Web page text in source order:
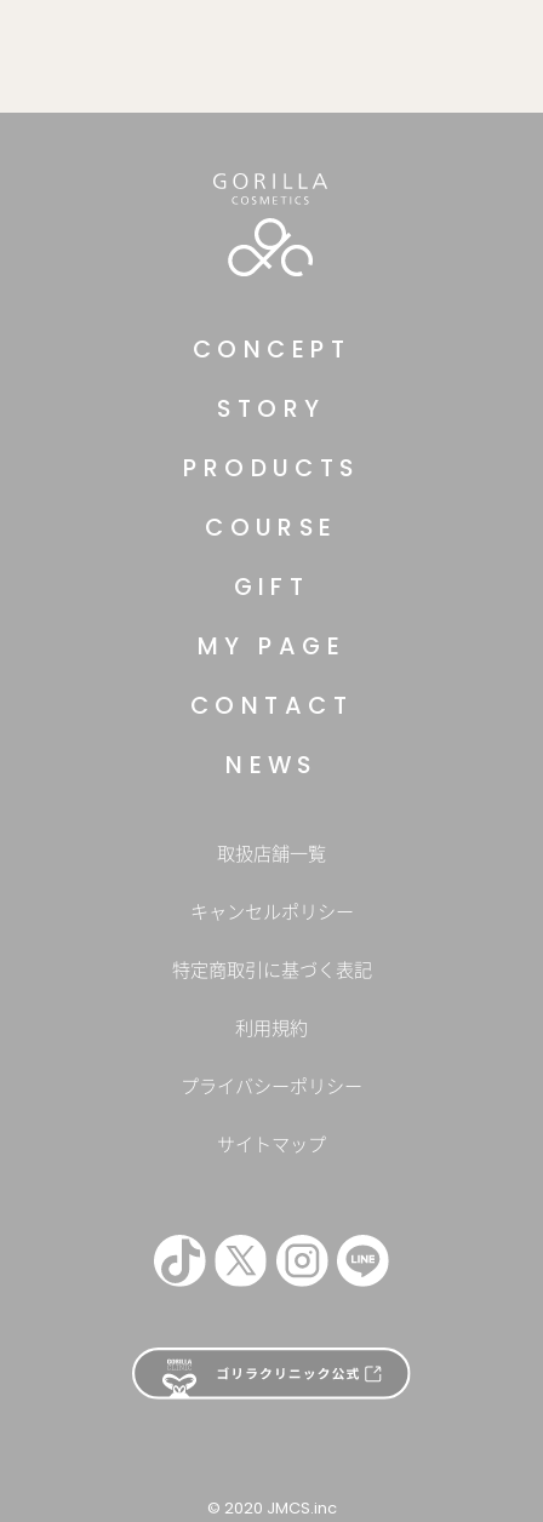
CONCEPT
STORY
PRODUCTS
COURSE
GIFT
MY PAGE
CONTACT
NEWS
取扱店舗一覧
キャンセルポリシー
特定商取引に基づく表記
利用規約
プライバシーポリシー
サイトマップ
© 2020 JMCS.inc